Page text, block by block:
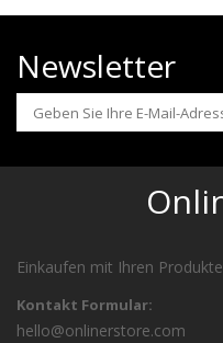
Newsletter
Einkaufen mit Ihren
Kontakt Formular:
hello@onlinerstore.com